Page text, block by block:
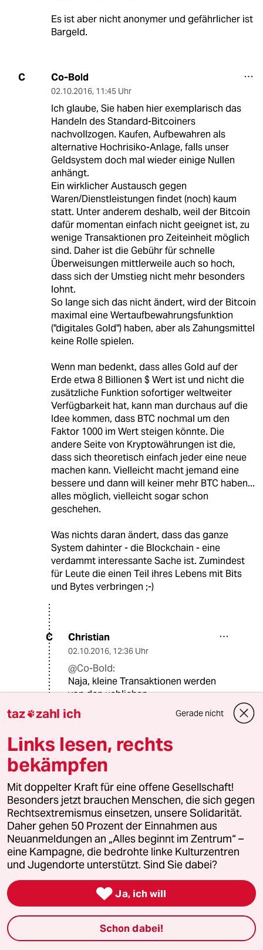
Es ist aber nicht anonymer und gefährlicher ist
Bargeld.
C Co-Bold
02.10.2016, 11:45 Uhr
Ich glaube, Sie haben hier exemplarisch das
Handeln des Standard-Bitcoiners
nachvollzogen. Kaufen, Aufbewahren als
alternative Hochrisiko-Anlage, falls unser
Geldsystem doch mal wieder einige Nullen
anhängt.
Ein wirklicher Austausch gegen
Waren/Dienstleistungen findet (noch) kaum
statt. Unter anderem deshalb, weil der Bitcoin
dafür momentan einfach nicht geeignet ist, zu
wenige Transaktionen pro Zeiteinheit möglich
sind. Daher ist die Gebühr für schnelle
Überweisungen mittlerweile auch so hoch,
dass sich der Umstieg nicht mehr besonders
lohnt.
So lange sich das nicht ändert, wird der Bitcoin
maximal eine Wertaufbewahrungsfunktion
("digitales Gold") haben, aber als Zahungsmittel
keine Rolle spielen.
Wenn man bedenkt, dass alles Gold auf der
Erde etwa 8 Billionen $ Wert ist und nicht die
zusätzliche Funktion sofortiger weltweiter
Verfügbarkeit hat, kann man durchaus auf die
Idee kommen, dass BTC nochmal um den
Faktor 1000 im Wert steigen könnte. Die
andere Seite von Kryptowährungen ist die,
dass sich theoretisch einfach jeder eine neue
machen kann. Vielleicht macht jemand eine
bessere und dann will keiner mehr BTC haben...
alles möglich, vielleicht sogar schon
geschehen.
Was nichts daran ändert, dass das ganze
System dahinter - die Blockchain - eine
verdammt interessante Sache ist. Zumindest
für Leute die einen Teil ihres Lebens mit Bits
und Bytes verbringen ;-)
C Christian
02.10.2016, 12:36 Uhr
@Co-Bold:
Naja, kleine Transaktionen werden
von den ueblichen
Zahlungsdienstleistern sofort
akzeptiert. Wenn man aber erstmal
Blockchain abwarten muss, dann
kann man sich hoechstens noch
damit troesten, dass eine
Bankueberweisung in Deutschland
noch laenger dauert. Gut, wenn man
in Schweden lebt und Swish benutzt,
kann man sich wahrscheinlich auch
darueber nur lustig machen.
C Co-Bold
02.10.2016, 14:26 Uhr
@Christian:
So lange man nur in Schweden
überweisen will, kann man sich da
taz zahl ich Gerade nicht
Links lesen, rechts
bekämpfen
Mit doppelter Kraft für eine offene Gesellschaft!
Besonders jetzt brauchen Menschen, die sich gegen
Rechtsextremismus einsetzen, unsere Solidarität.
Daher gehen 50 Prozent der Einnahmen aus
Neuanmeldungen an „Alles beginnt im Zentrum“ –
eine Kampagne, die bedrohte linke Kulturzentren
und Jugendorte unterstützt. Sind Sie dabei?
 Ja, ich will
Schon dabei!